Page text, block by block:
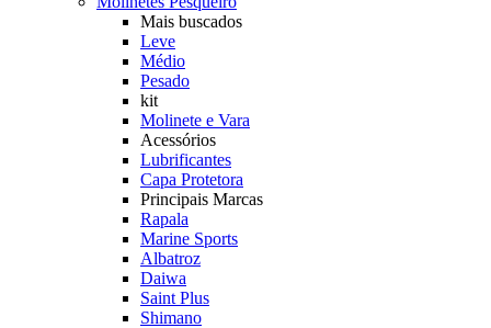
Mais buscados
Leve
Médio
Pesado
kit
Molinete e Vara
Acessórios
Lubrificantes
Capa Protetora
Principais Marcas
Rapala
Marine Sports
Albatroz
Daiwa
Saint Plus
Shimano